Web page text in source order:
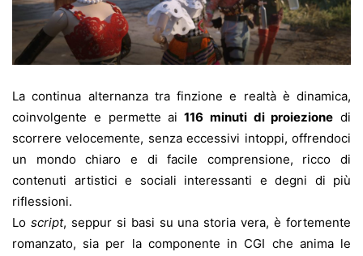
La continua alternanza tra finzione e realtà è dinamica,
coinvolgente e permette ai 116 minuti di proiezione di
scorrere velocemente, senza eccessivi intoppi, offrendoci
un mondo chiaro e di facile comprensione, ricco di
contenuti artistici e sociali interessanti e degni di più
riflessioni.
Lo script, seppur si basi su una storia vera, è fortemente
romanzato, sia per la componente in CGI che anima le